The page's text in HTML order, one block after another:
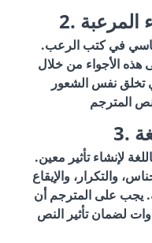
المرعبة
في كتب الرعب.
الأجواء من خلال
تخلق نفس الشعور
لإنشاء تأثير معين.
والتكرار، والإيقاع
يجب على المترجم أن
لضمان تأثير النص